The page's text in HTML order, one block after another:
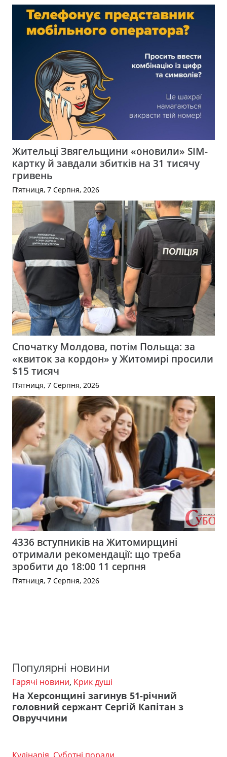
Жительці Звягельщини «оновили» SIM-
картку й завдали збитків на 31 тисячу
гривень
П’ятниця, 7 Серпня, 2026
Спочатку Молдова, потім Польща: за
«квиток за кордон» у Житомирі просили
$15 тисяч
П’ятниця, 7 Серпня, 2026
4336 вступників на Житомирщині
отримали рекомендації: що треба
зробити до 18:00 11 серпня
П’ятниця, 7 Серпня, 2026
Популярні новини
Гарячі новини, Крик душі
На Херсонщині загинув 51-річний
головний сержант Сергій Капітан з
Овруччини